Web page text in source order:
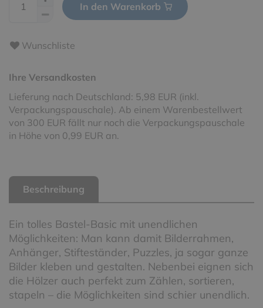
In den Warenkorb
Wunschliste
Ihre Versandkosten
Lieferung nach Deutschland: 5,98 EUR (inkl.
Verpackungspauschale). Ab einem Warenbestellwert
von 300 EUR fällt nur noch die Verpackungspauschale
in Höhe von 0,99 EUR an.
Beschreibung
Ein tolles Bastel-Basic mit unendlichen
Möglichkeiten: Man kann damit Bilderrahmen,
Anhänger, Stifteständer, Puzzles, ja sogar ganze
Bilder kleben und gestalten. Nebenbei eignen sich
die Hölzer auch perfekt zum Zählen, sortieren,
stapeln – die Möglichkeiten sind schier unendlich.